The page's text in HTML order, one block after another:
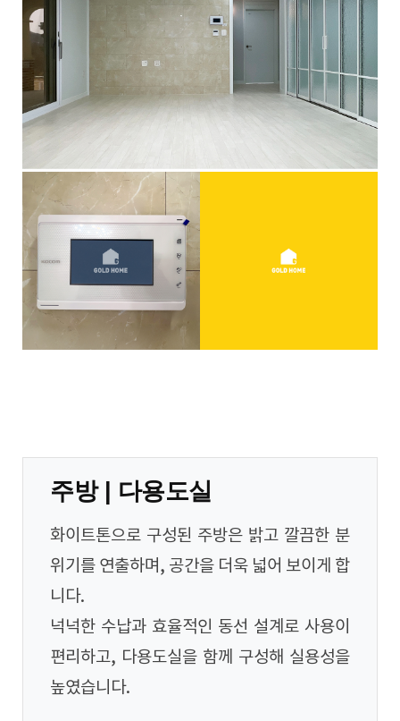
주방 | 다용도실
화이트톤으로 구성된 주방은 밝고 깔끔한 분
위기를 연출하며, 공간을 더욱 넓어 보이게 합
니다.
넉넉한 수납과 효율적인 동선 설계로 사용이
편리하고, 다용도실을 함께 구성해 실용성을
높였습니다.